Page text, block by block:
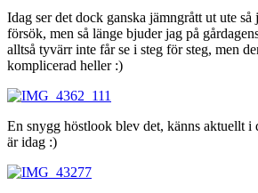
Idag ser det dock ganska jämngrått ut ute så
försök, men så länge bjuder jag på
alltså tyvärr inte får se i steg för steg, men
komplicerad heller :)
En snygg höstlook blev det, känns aktuellt i
är idag :)